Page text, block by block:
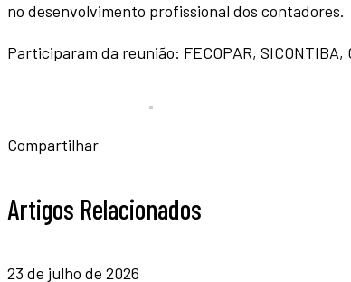
no desenvolvimento profissional dos contadores.
Participaram da reunião: FECOPAR, SICONTIBA,
Compartilhar
Artigos Relacionados
23 de julho de 2026